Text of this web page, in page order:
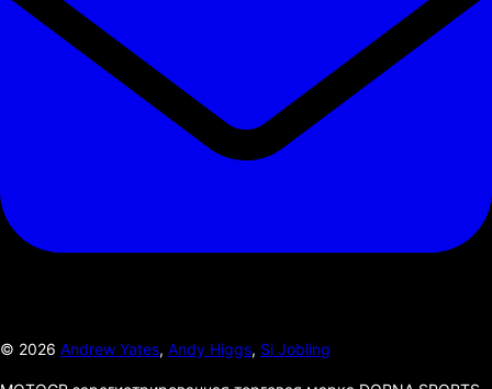
© 2026 Andrew Yates, Andy Higgs, Si Jobling